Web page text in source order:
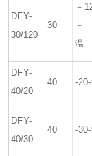
DFY-
30/120
30
－
－
温
DFY-
40/20
40 -
DFY-
40/30
40 -